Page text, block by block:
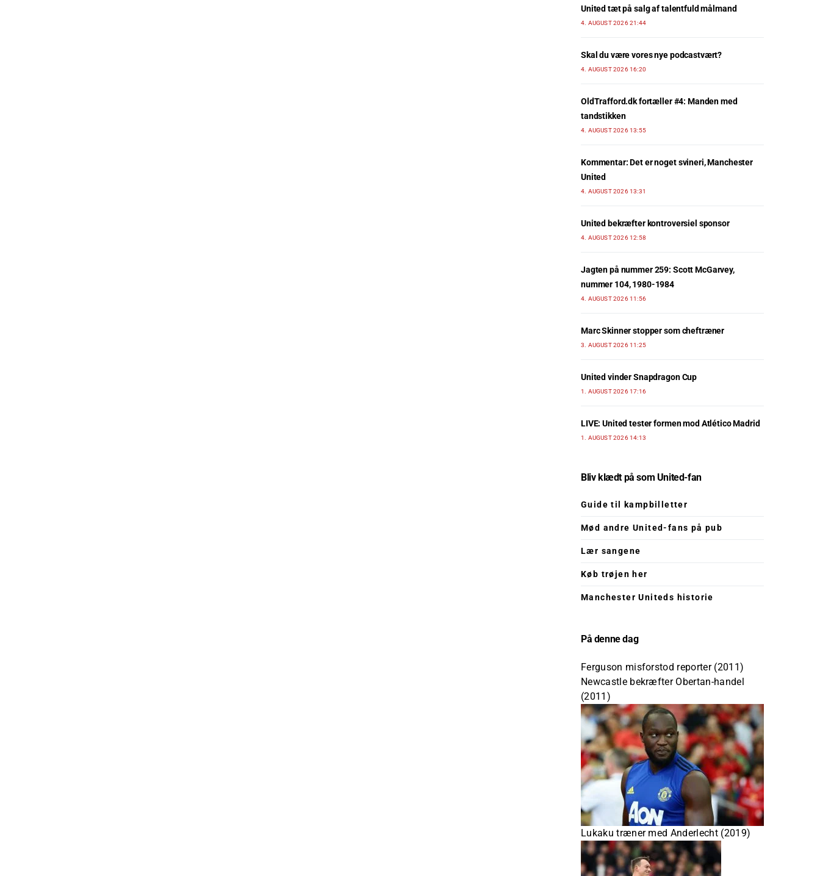
United tæt på salg af talentfuld målmand
4. AUGUST 2026 21:44
Skal du være vores nye podcastvært?
4. AUGUST 2026 16:20
OldTrafford.dk fortæller #4: Manden med
tandstikken
4. AUGUST 2026 13:55
Kommentar: Det er noget svineri, Manchester
United
4. AUGUST 2026 13:31
United bekræfter kontroversiel sponsor
4. AUGUST 2026 12:58
Jagten på nummer 259: Scott McGarvey,
nummer 104, 1980-1984
4. AUGUST 2026 11:56
Marc Skinner stopper som cheftræner
3. AUGUST 2026 11:25
United vinder Snapdragon Cup
1. AUGUST 2026 17:16
LIVE: United tester formen mod Atlético Madrid
1. AUGUST 2026 14:13
Bliv klædt på som United-fan
Guide til kampbilletter
Mød andre United-fans på pub
Lær sangene
Køb trøjen her
Manchester Uniteds historie
På denne dag
Ferguson misforstod reporter (2011)
Newcastle bekræfter Obertan-handel
(2011)
Lukaku træner med Anderlecht (2019)